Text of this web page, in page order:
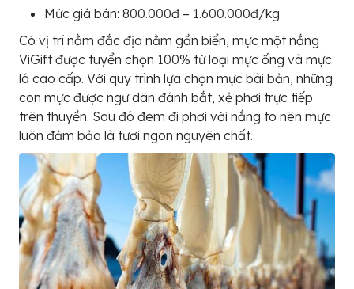
Mức giá bán: 800.000đ – 1.600.000đ/kg
Có vị trí nằm đắc địa nằm gần biển, mực một nắng
ViGift được tuyển chọn 100% từ loại mực ống và mực
lá cao cấp. Với quy trình lựa chọn mực bài bản, những
con mực được ngư dân đánh bắt, xẻ phơi trực tiếp
trên thuyền. Sau đó đem đi phơi với nắng to nên mực
luôn đảm bảo là tươi ngon nguyên chất.